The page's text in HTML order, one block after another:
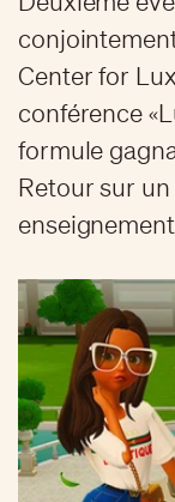
Center for
conférence
formule
Retour sur